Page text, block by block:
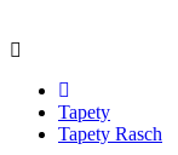
Tapety
Tapety Rasch